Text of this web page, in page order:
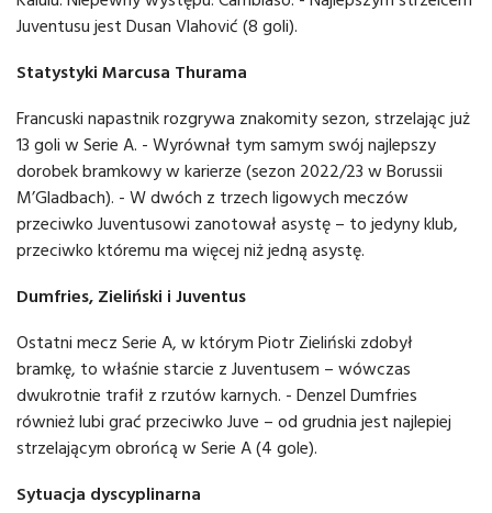
Juventusu jest Dusan Vlahović (8 goli).
Statystyki Marcusa Thurama
Francuski napastnik rozgrywa znakomity sezon, strzelając już
13 goli w Serie A. - Wyrównał tym samym swój najlepszy
dorobek bramkowy w karierze (sezon 2022/23 w Borussii
M’Gladbach). - W dwóch z trzech ligowych meczów
przeciwko Juventusowi zanotował asystę – to jedyny klub,
przeciwko któremu ma więcej niż jedną asystę.
Dumfries, Zieliński i Juventus
Ostatni mecz Serie A, w którym Piotr Zieliński zdobył
bramkę, to właśnie starcie z Juventusem – wówczas
dwukrotnie trafił z rzutów karnych. - Denzel Dumfries
również lubi grać przeciwko Juve – od grudnia jest najlepiej
strzelającym obrońcą w Serie A (4 gole).
Sytuacja dyscyplinarna